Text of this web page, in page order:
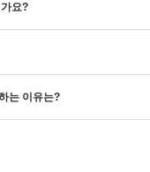
요?
는 이유는?